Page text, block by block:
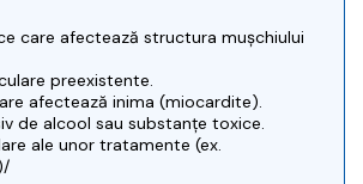
care afectează structura mușchiului
preexistente.
afectează inima (miocardite).
de alcool sau substanțe toxice.
ale unor tratamente (ex.